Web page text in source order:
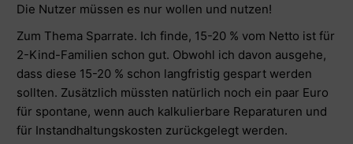
Die Nutzer müssen es nur wollen und nutzen!
Zum Thema Sparrate. Ich finde, 15-20 % vom Netto ist für
2-Kind-Familien schon gut. Obwohl ich davon ausgehe,
dass diese 15-20 % schon langfristig gespart werden
sollten. Zusätzlich müssten natürlich noch ein paar Euro
für spontane, wenn auch kalkulierbare Reparaturen und
für Instandhaltungskosten zurückgelegt werden.